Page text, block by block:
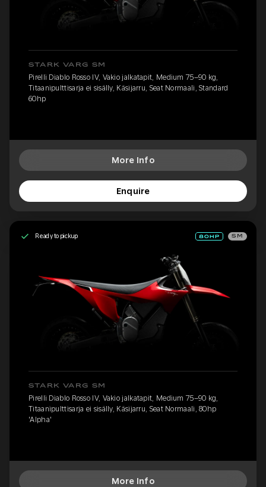
STARK VARG SM
Pirelli Diablo Rosso IV, Vakio jalkatapit, Medium 75–90 kg,
Titaanipulttisarja ei sisälly, Käsijarru, Seat Normaali, Standard
60hp
More Info
Enquire
Ready to pickup SM
STARK VARG SM
Pirelli Diablo Rosso IV, Vakio jalkatapit, Medium 75–90 kg,
Titaanipulttisarja ei sisälly, Käsijarru, Seat Normaali, 80hp
'Alpha'
More Info